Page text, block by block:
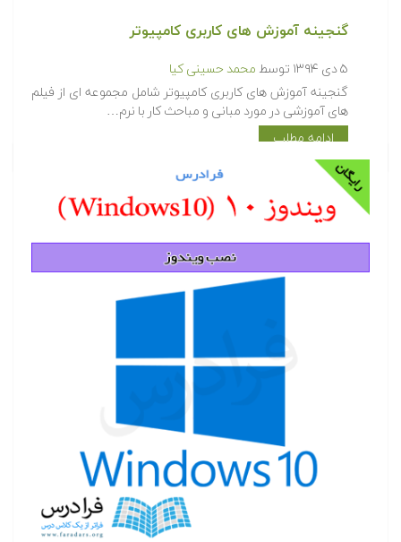
گنجینه آموزش های کاربری کامپیوتر
۵ دی ۱۳۹۴ توسط محمد حسینی کیا
گنجینه آموزش های کاربری کامپیوتر شامل مجموعه ای از فیلم
های آموزشی در مورد مبانی و مباحث کار با نرم…
ادامه مطلب